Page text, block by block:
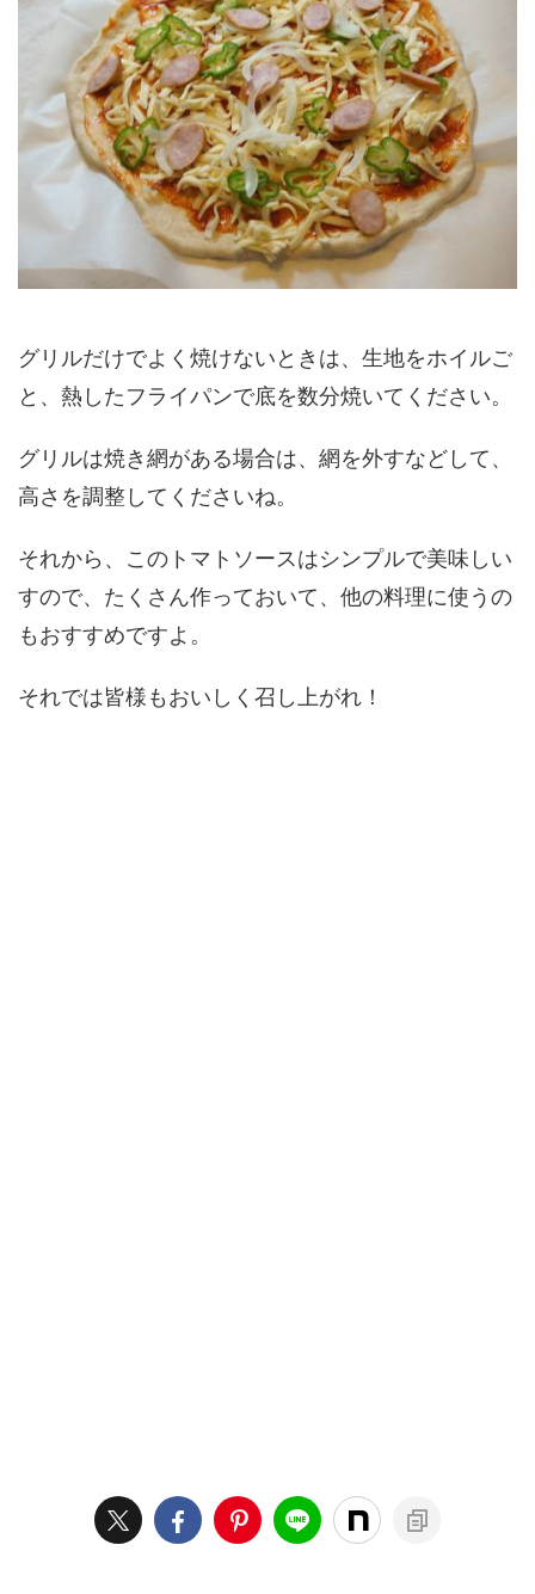
グリルだけでよく焼けないときは、生地をホイルご
と、熱したフライパンで底を数分焼いてください。
グリルは焼き網がある場合は、網を外すなどして、
高さを調整してくださいね。
それから、このトマトソースはシンプルで美味しい
すので、たくさん作っておいて、他の料理に使うの
もおすすめですよ。
それでは皆様もおいしく召し上がれ！